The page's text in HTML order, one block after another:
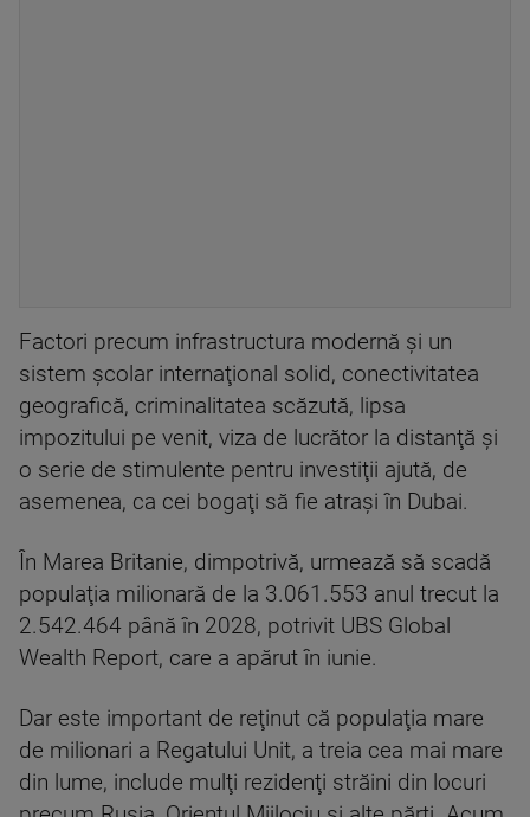
Factori precum infrastructura modernă şi un
sistem şcolar internaţional solid, conectivitatea
geografică, criminalitatea scăzută, lipsa
impozitului pe venit, viza de lucrător la distanţă şi
o serie de stimulente pentru investiţii ajută, de
asemenea, ca cei bogaţi să fie atraşi în Dubai.
În Marea Britanie, dimpotrivă, urmează să scadă
populaţia milionară de la 3.061.553 anul trecut la
2.542.464 până în 2028, potrivit UBS Global
Wealth Report, care a apărut în iunie.
Dar este important de reţinut că populaţia mare
de milionari a Regatului Unit, a treia cea mai mare
din lume, include mulţi rezidenţi străini din locuri